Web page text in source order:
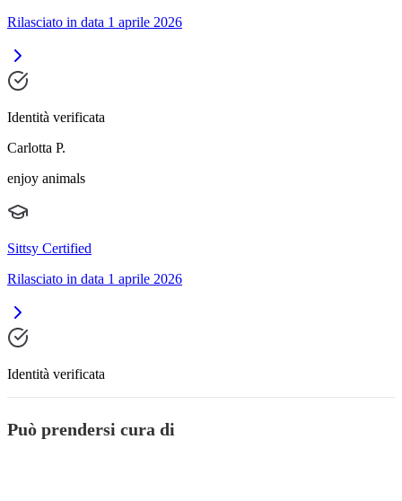
Rilasciato in data 1 aprile 2026
Identità verificata
Carlotta P.
enjoy animals
Sittsy Certified
Rilasciato in data 1 aprile 2026
Identità verificata
Può prendersi cura di